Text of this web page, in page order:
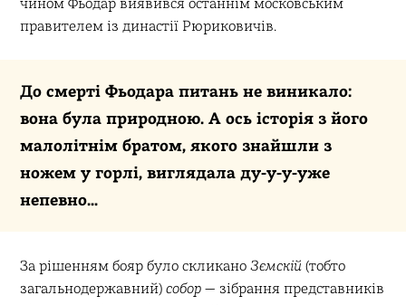
правителем із династії Рюриковичів.
До смерті Фьодара питань не виникало:
вона була природною. А ось історія з його
малолітнім братом, якого знайшли з
ножем у горлі, виглядала ду-у-у-уже
непевно…
За рішенням бояр було скликаноЗємскій(тобто
загальнодержавний)собор— зібрання представників